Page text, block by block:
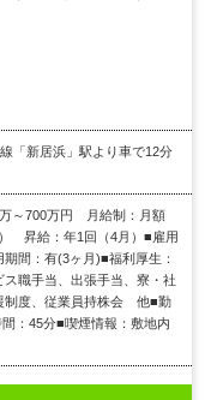
「新居浜」駅より車で12分
～700万円 月給制：月額
昇給：年1回（4月）■雇用
間：有(3ヶ月)■福利厚生：
職手当、出張手当、寮・社
制度、従業員持株会 他■勤
：45分■喫煙情報：敷地内